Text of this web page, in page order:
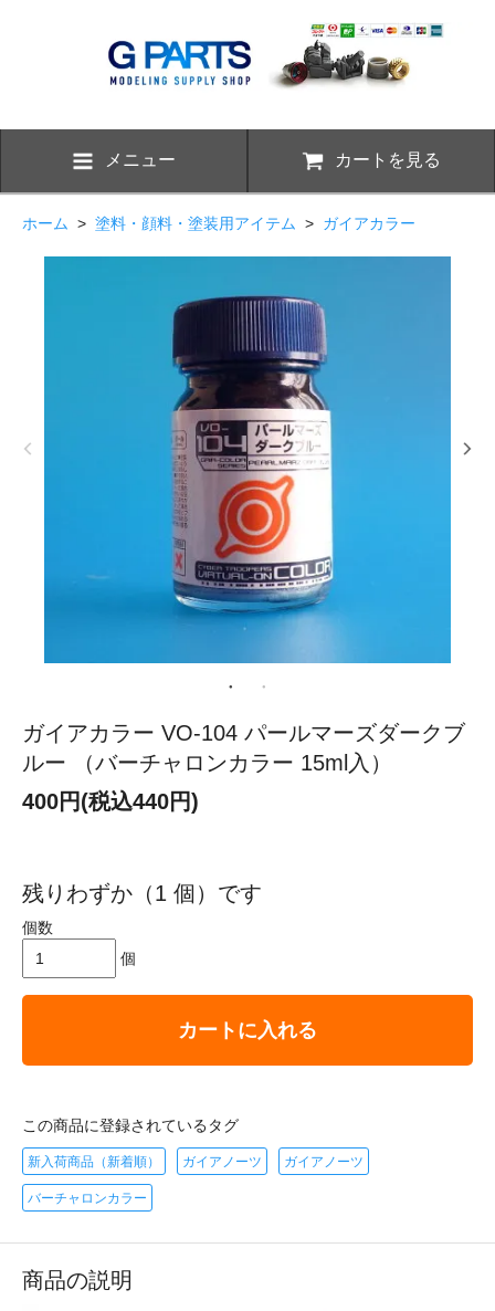
メニュー カートを見る
ホーム > 塗料・顔料・塗装用アイテム > ガイアカラー
ガイアカラー VO-104 パールマーズダークブ
ルー （バーチャロンカラー 15ml入）
400円(税込440円)
残りわずか（1 個）です
個数
個
カートに入れる
この商品に登録されているタグ
新入荷商品（新着順） ガイアノーツ ガイアノーツ
バーチャロンカラー
商品の説明